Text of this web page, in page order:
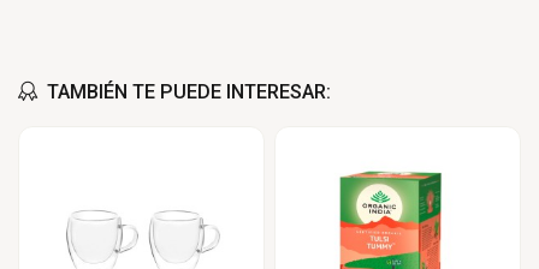
TAMBIÉN TE PUEDE INTERESAR: